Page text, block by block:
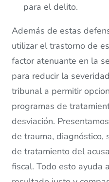
para el delito.
Además de estas
utilizar el trastorno de
factor atenuante en la
para reducir la
tribunal a permitir
programas de
desviación.
de trauma, diagnóstico,
de tratamiento del
fiscal. Todo esto ayuda